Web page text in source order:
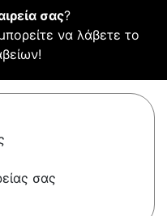
σας?
να λάβετε το
σας